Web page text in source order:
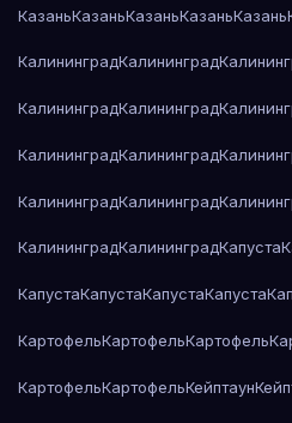
КазаньКазаньКазаньКазаньКазань
КалининградКалининград
КалининградКалининград
КалининградКалининград
КалининградКалининград
КалининградКалининградКапуста
КапустаКапустаКапустаКапуста
КартофельКартофельКартофель
КартофельКартофельКейптаун